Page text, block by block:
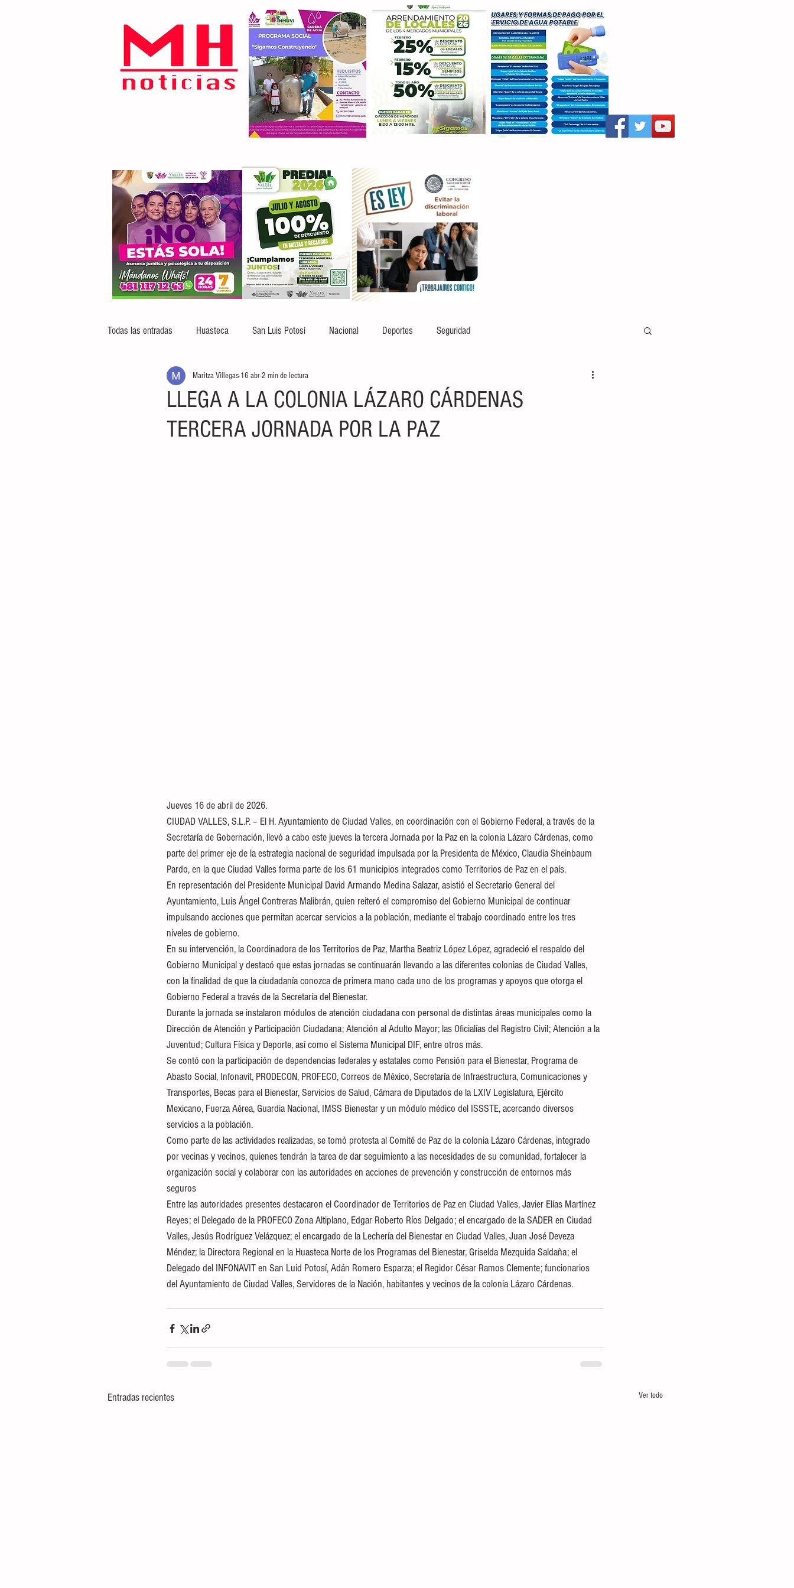
Todas las entradas Huasteca San Luis Potosí Nacional Deportes Seguridad
LLEGA A LA COLONIA LÁZARO CÁRDENAS
TERCERA JORNADA POR LA PAZ
Maritza Villegas 16 abr2 min de lectura
Jueves 16 de abril de 2026.
CIUDAD VALLES, S.L.P. – El H. Ayuntamiento de Ciudad Valles, en coordinación con el Gobierno Federal, a través de la
Secretaría de Gobernación, llevó a cabo este jueves la tercera Jornada por la Paz en la colonia Lázaro Cárdenas, como
parte del primer eje de la estrategia nacional de seguridad impulsada por la Presidenta de México, Claudia Sheinbaum
Pardo, en la que Ciudad Valles forma parte de los 61 municipios integrados como Territorios de Paz en el país.
En representación del Presidente Municipal David Armando Medina Salazar, asistió el Secretario General del
Ayuntamiento, Luis Ángel Contreras Malibrán, quien reiteró el compromiso del Gobierno Municipal de continuar
impulsando acciones que permitan acercar servicios a la población, mediante el trabajo coordinado entre los tres
niveles de gobierno.
En su intervención, la Coordinadora de los Territorios de Paz, Martha Beatriz López López, agradeció el respaldo del
Gobierno Municipal y destacó que estas jornadas se continuarán llevando a las diferentes colonias de Ciudad Valles,
con la finalidad de que la ciudadanía conozca de primera mano cada uno de los programas y apoyos que otorga el
Gobierno Federal a través de la Secretaría del Bienestar.
Durante la jornada se instalaron módulos de atención ciudadana con personal de distintas áreas municipales como la
Dirección de Atención y Participación Ciudadana; Atención al Adulto Mayor; las Oficialías del Registro Civil; Atención a la
Juventud; Cultura Física y Deporte, así como el Sistema Municipal DIF, entre otros más.
Se contó con la participación de dependencias federales y estatales como Pensión para el Bienestar, Programa de
Abasto Social, Infonavit, PRODECON, PROFECO, Correos de México, Secretaría de Infraestructura, Comunicaciones y
Transportes, Becas para el Bienestar, Servicios de Salud, Cámara de Diputados de la LXIV Legislatura, Ejército
Mexicano, Fuerza Aérea, Guardia Nacional, IMSS Bienestar y un módulo médico del ISSSTE, acercando diversos
servicios a la población.
Como parte de las actividades realizadas, se tomó protesta al Comité de Paz de la colonia Lázaro Cárdenas, integrado
por vecinas y vecinos, quienes tendrán la tarea de dar seguimiento a las necesidades de su comunidad, fortalecer la
organización social y colaborar con las autoridades en acciones de prevención y construcción de entornos más
seguros
Entre las autoridades presentes destacaron el Coordinador de Territorios de Paz en Ciudad Valles, Javier Elías Martínez
Reyes; el Delegado de la PROFECO Zona Altiplano, Edgar Roberto Ríos Delgado; el encargado de la SADER en Ciudad
Valles, Jesús Rodríguez Velázquez; el encargado de la Lechería del Bienestar en Ciudad Valles, Juan José Deveza
Méndez; la Directora Regional en la Huasteca Norte de los Programas del Bienestar, Griselda Mezquida Saldaña; el
Delegado del INFONAVIT en San Luid Potosí, Adán Romero Esparza; el Regidor César Ramos Clemente; funcionarios
del Ayuntamiento de Ciudad Valles, Servidores de la Nación, habitantes y vecinos de la colonia Lázaro Cárdenas.
Entradas recientes Ver todo